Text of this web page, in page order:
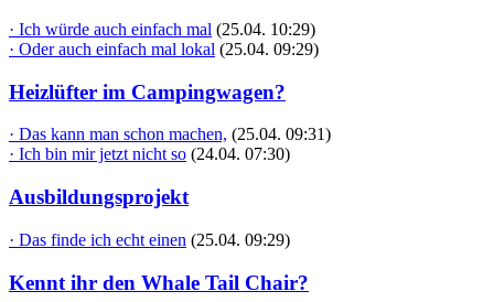
· Ich würde auch einfach mal (25.04. 10:29)
· Oder auch einfach mal lokal (25.04. 09:29)
Heizlüfter im Campingwagen?
· Das kann man schon machen, (25.04. 09:31)
· Ich bin mir jetzt nicht so (24.04. 07:30)
Ausbildungsprojekt
· Das finde ich echt einen (25.04. 09:29)
Kennt ihr den Whale Tail Chair?